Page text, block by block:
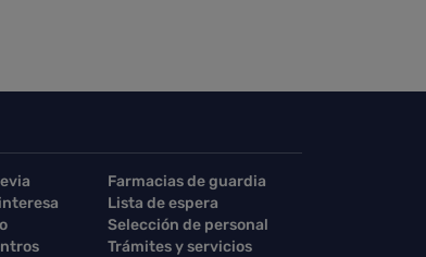
Farmacias de guardia
Lista de espera
Selección de personal
Trámites y servicios